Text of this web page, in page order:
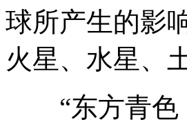
球所产生的影
火星、水星、
“东方青色